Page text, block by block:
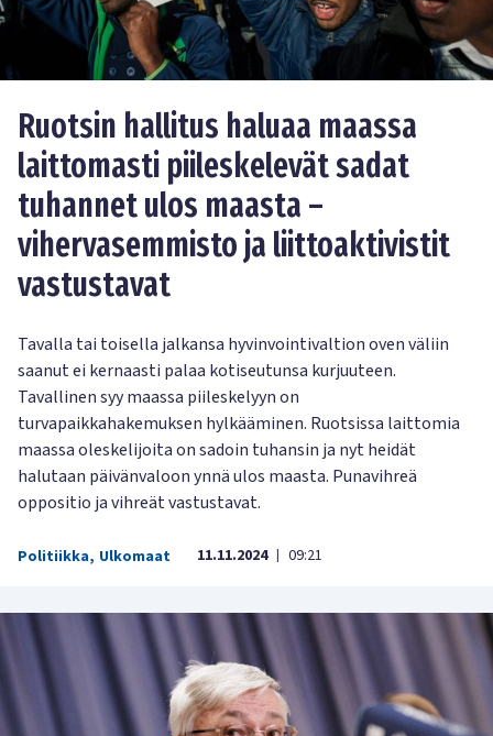
Ruotsin hallitus haluaa maassa
laittomasti piileskelevät sadat
tuhannet ulos maasta –
vihervasemmisto ja liittoaktivistit
vastustavat
Tavalla tai toisella jalkansa hyvinvointivaltion oven väliin
saanut ei kernaasti palaa kotiseutunsa kurjuuteen.
Tavallinen syy maassa piileskelyyn on
turvapaikkahakemuksen hylkääminen. Ruotsissa laittomia
maassa oleskelijoita on sadoin tuhansin ja nyt heidät
halutaan päivänvaloon ynnä ulos maasta. Punavihreä
oppositio ja vihreät vastustavat.
Politiikka, Ulkomaat 11.11.2024 | 09:21